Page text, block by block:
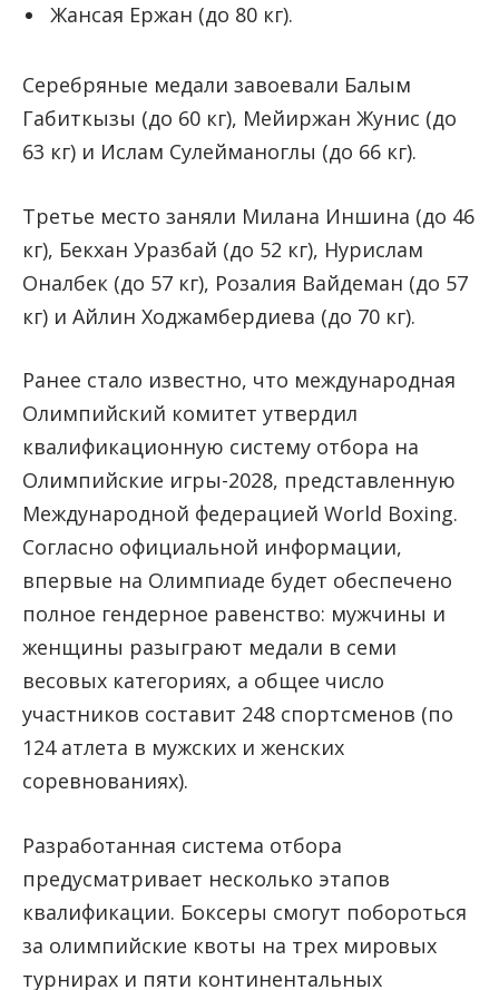
Жансая Ержан (до 80 кг).
Серебряные медали завоевали Балым
Габиткызы (до 60 кг), Мейиржан Жунис (до
63 кг) и Ислам Сулейманоглы (до 66 кг).
Третье место заняли Милана Иншина (до 46
кг), Бекхан Уразбай (до 52 кг), Нурислам
Оналбек (до 57 кг), Розалия Вайдеман (до 57
кг) и Айлин Ходжамбердиева (до 70 кг).
Ранее стало известно, что международная
Олимпийский комитет утвердил
квалификационную систему отбора на
Олимпийские игры-2028, представленную
Международной федерацией World Boxing.
Согласно официальной информации,
впервые на Олимпиаде будет обеспечено
полное гендерное равенство: мужчины и
женщины разыграют медали в семи
весовых категориях, а общее число
участников составит 248 спортсменов (по
124 атлета в мужских и женских
соревнованиях).
Разработанная система отбора
предусматривает несколько этапов
квалификации. Боксеры смогут побороться
за олимпийские квоты на трех мировых
турнирах и пяти континентальных